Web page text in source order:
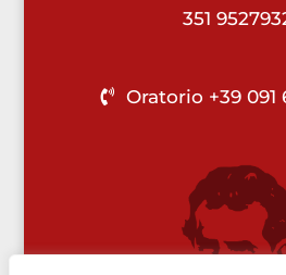
351
Oratorio +39 091